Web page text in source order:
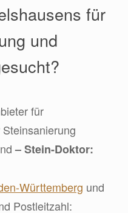
für
und
für
– Stein-Doktor:
Württemberg und
Postleitzahl: